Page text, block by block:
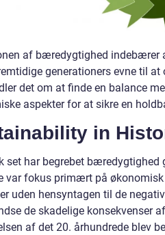
af bæredygtighed indebærer
generationers evne til at
det om at finde en balance
aspekter for at sikre en
in
set har begrebet bæredygtighed
var fokus primært på
uden hensyntagen til de
de skadelige konsekvenser
af det 20. århundrede blev